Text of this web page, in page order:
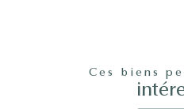
Ces biens